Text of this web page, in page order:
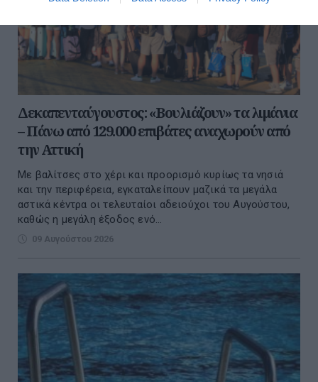
Δεκαπενταύγουστος: «Βουλιάζουν» τα λιμάνια
– Πάνω από 129.000 επιβάτες αναχωρούν από
την Αττική
Με βαλίτσες στο χέρι και προορισμό κυρίως τα νησιά
και την περιφέρεια, εγκαταλείπουν μαζικά τα μεγάλα
αστικά κέντρα οι τελευταίοι αδειούχοι του Αυγούστου,
καθώς η μεγάλη έξοδος ενό...
09 Αυγούστου 2026